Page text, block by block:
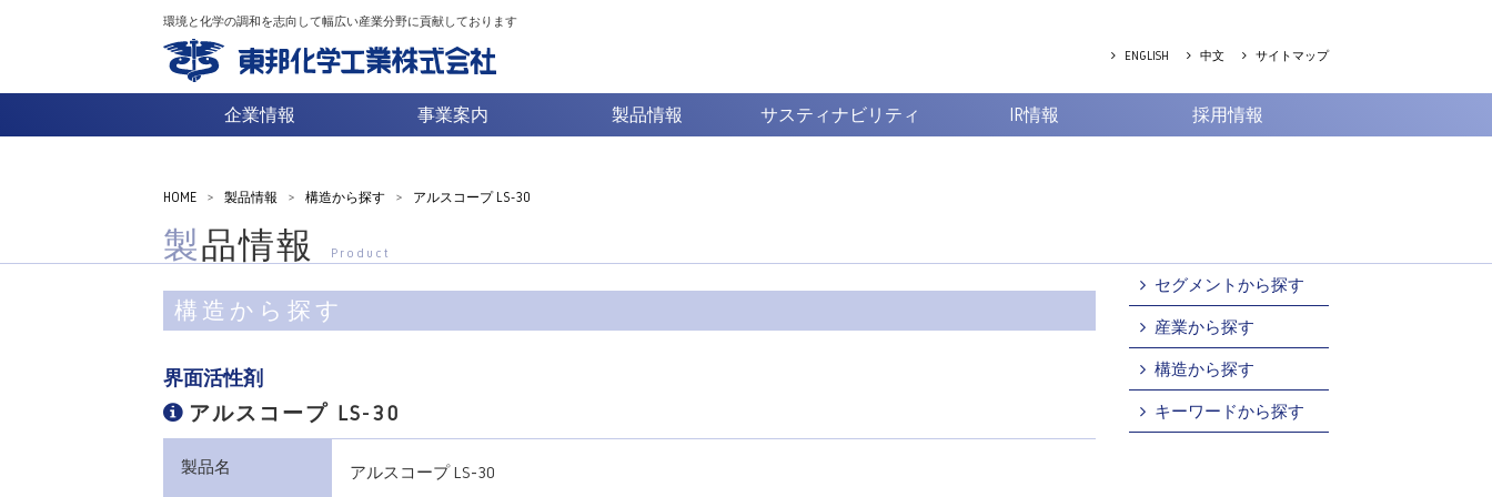
環境と化学の調和を志向して幅広い産業分野に貢献しております
ENGLISH 中文 サイトマップ
企業情報 事業案内 製品情報 サスティナビリティ IR情報 採用情報
HOME > 製品情報 > 構造から探す > アルスコープ LS-30
製品情報 Product
構造から探す
界面活性剤
アルスコープ LS-30
製品名 アルスコープ LS-30
セグメントから探す
産業から探す
構造から探す
キーワードから探す